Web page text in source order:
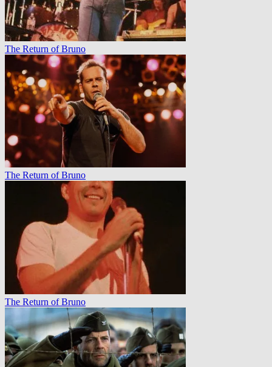
The Return of Bruno
The Return of Bruno
The Return of Bruno